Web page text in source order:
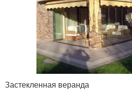
Застекленная веранда